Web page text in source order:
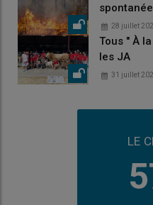
28 juillet
Tous " À
les JA
31 juillet
LE